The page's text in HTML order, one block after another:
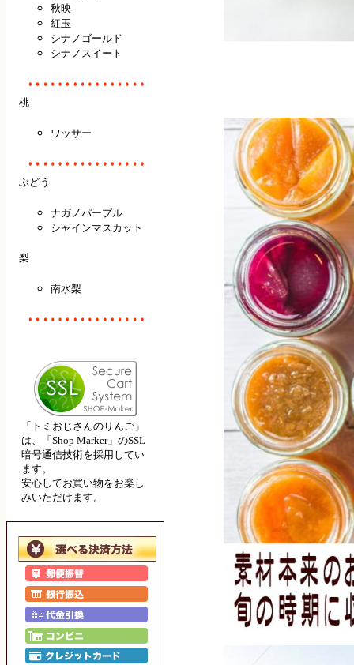
秋映
紅玉
シナノゴールド
シナノスイート
桃
ワッサー
ぶどう
ナガノパープル
シャインマスカット
梨
南水梨
「トミおじさんのりんご」
は、「Shop Marker」のSSL
暗号通信技術を採用してい
ます。
安心してお買い物をお楽し
みいただけます。